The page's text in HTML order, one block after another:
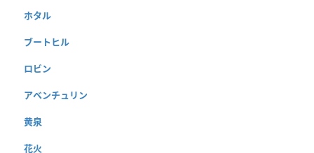
ホタル
ブートヒル
ロビン
アベンチュリン
黄泉
花火